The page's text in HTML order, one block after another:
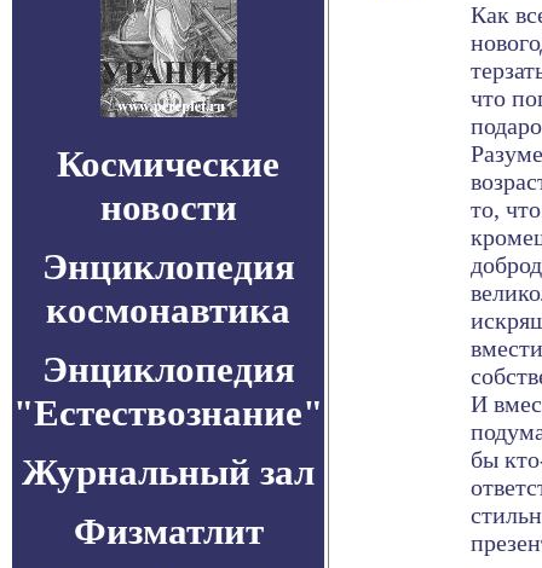
Космические
новости
Энциклопедия
космонавтика
Энциклопедия
"Естествознание"
Журнальный зал
Физматлит
Как
что
то,
И
бы